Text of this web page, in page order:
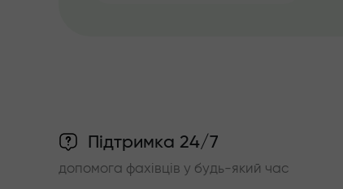
Підтримка 24/7
допомога фахівців у будь-який час